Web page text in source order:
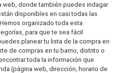
web, donde también puedes indagar
disponibles en casi todas las
organizado toda esta
para que te sea fácil
planear tu lista de la compra en
de compras en tu barrio, distrito o
toda la información que
(página web, dirección, horario de